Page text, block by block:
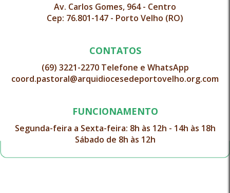
Av. Carlos Gomes, 964 - Centro
Cep: 76.801-147 - Porto Velho (RO)
CONTATOS
(69) 3221-2270 Telefone e WhatsApp
coord.pastoral@arquidiocesedeportovelho.org.com
FUNCIONAMENTO
Segunda-feira a Sexta-feira: 8h às 12h - 14h às 18h
Sábado de 8h às 12h